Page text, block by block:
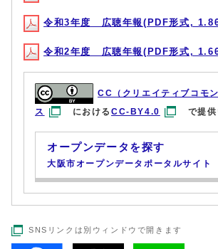
令和3年度 広聴年報(PDF形式,
令和2年度 広聴年報(PDF形式,
CC（クリエイティブコモ
ス
におけるCC-BY4.0 で提供
オープンデータを探す
大阪市オープンデータポータルサイト
SNSリンクは別ウィンドウで開きます